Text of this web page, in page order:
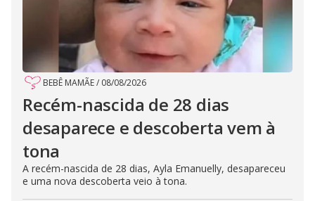
BEBÊ MAMÃE/ 08/08/2026
Recém-nascida de 28 dias
desaparece e descoberta vem à
tona
A recém-nascida de 28 dias, Ayla Emanuelly, desapareceu
e uma nova descoberta veio à tona.